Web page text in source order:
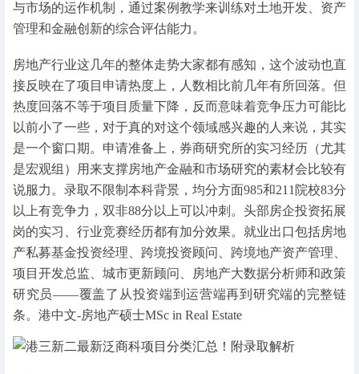
与市场的运作机制，通过案例教学来训练对土地开发、资产
管理和金融创新的综合评估能力。
房地产行业这几年的整体走势大家都有感知，这个波动也直
接反映在了项目申请热度上，人数相比前几年有所回落。但
热度回落不等于项目质量下降，反而意味着竞争压力可能比
以前小了一些，对于真的对这个领域感兴趣的人来说，其实
是一个窗口期。申请准备上，券商研究所的实习经历（尤其
是宏观组）用来支撑房地产金融和市场研究的素材会比较有
说服力。录取不限制本科背景，均分方面985和211院校83分
以上有竞争力，双非88分以上可以冲刺。头部房企投资拓展
岗的实习、行业竞赛经历都有加分效果。就业出口包括房地
产私募基金投资经理、跨境投资顾问、跨境地产资产管理、
项目开发总监、城市更新顾问、房地产大数据分析师和政策
研究员——覆盖了从投资端到运营端再到研究端的完整链
条。港中文-房地产硕士MSc in Real Estate